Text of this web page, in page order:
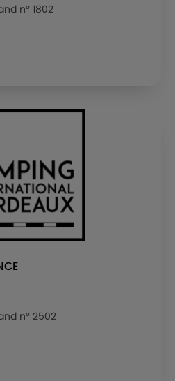
n° 1802
n° 2502